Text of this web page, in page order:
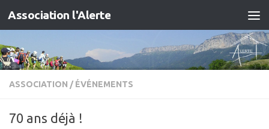
Skip to content
Association l'Alerte
ASSOCIATION / ÉVÉNEMENTS
70 ans déjà !